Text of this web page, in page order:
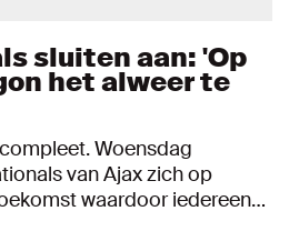
sluiten aan: 'Op
het alweer te
Woensdag
van Ajax zich op
waardoor iedereen